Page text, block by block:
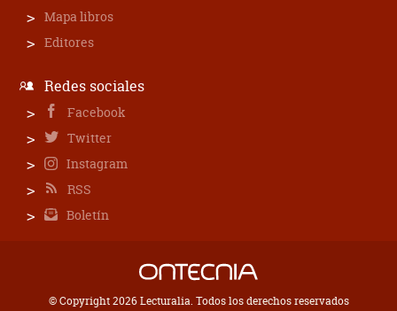
Mapa libros
Editores
Redes sociales
Facebook
Twitter
Instagram
RSS
Boletín
© Copyright 2026 Lecturalia. Todos los derechos reservados